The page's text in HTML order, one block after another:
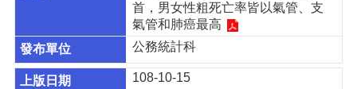
訊
錄
業
首，男女性粗死亡率皆以氣管、支
氣管和肺癌最高
公務統計科
108-10-15